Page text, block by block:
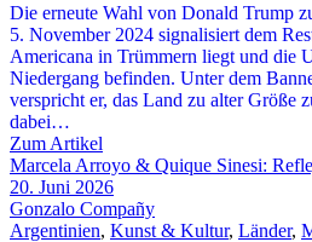
Die erneute Wahl von Donald Trump
5. November 2024 signalisiert dem
Americana in Trümmern liegt und die
Niedergang befinden. Unter dem
verspricht er, das Land zu alter Größe
dabei…
Zum Artikel
Marcela Arroyo & Quique Sinesi:
20. Juni 2026
Gonzalo Compañy
Argentinien, Kunst & Kultur, Länder,